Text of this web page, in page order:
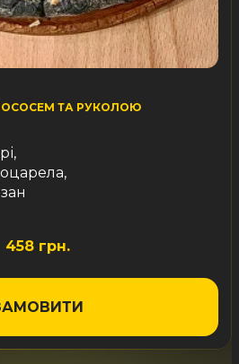
ТА РУКОЛОЮ
458 грн.